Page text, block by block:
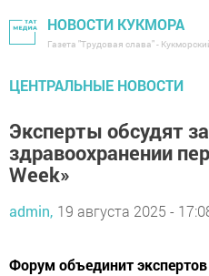
НОВОСТИ КУКМОРА
Газета "Трудовая слава" -
ЦЕНТРАЛЬНЫЕ НОВОСТИ
Эксперты обсудят
здравоохранении
Week»
admin, 19 августа 2025 -
Форум объединит